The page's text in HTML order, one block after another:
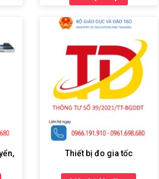
Thiết bị đo gia tốc